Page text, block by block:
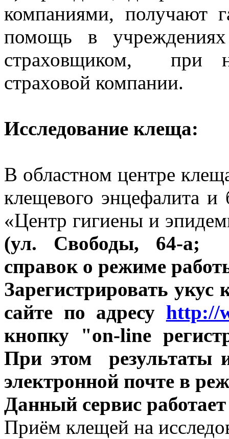
компаниями, получают
помощь в учреждениях
страховщиком, при
страховой компании.
Исследование клеща:
В областном центре
клещевого энцефалита
«Центр гигиены и
(ул. Свободы, 64-а;
справок о режиме
Зарегистрировать
сайте по адресу http://
кнопку "on-line
При этом результаты
электронной почте в
Данный сервис
Приём клещей на